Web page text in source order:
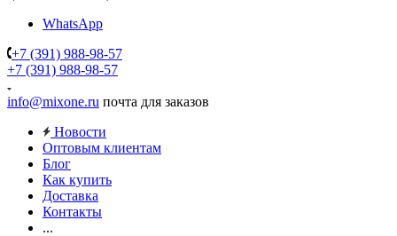
WhatsApp
+7 (391) 988-98-57
+7 (391) 988-98-57
info@mixone.ru почта для заказов
Новости
Оптовым клиентам
Блог
Как купить
Доставка
Контакты
...